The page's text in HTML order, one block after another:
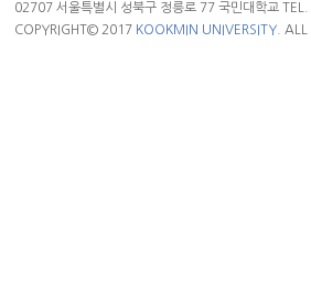
02707 서울특별시 성북구 정릉로 77 국민대학교
COPYRIGHT© 2017 KOOKMIN UNIVERSITY. ALL